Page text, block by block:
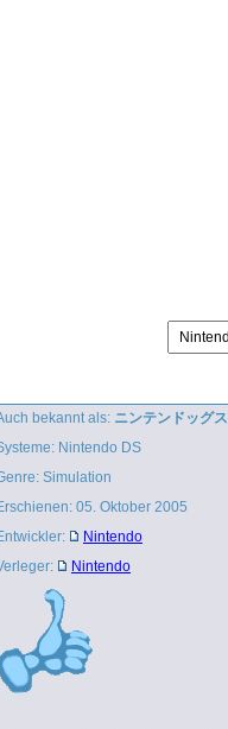
bekannt als: ニンテンドッグス
Nintendo DS
Simulation
05. Oktober 2005
Nintendo
Nintendo